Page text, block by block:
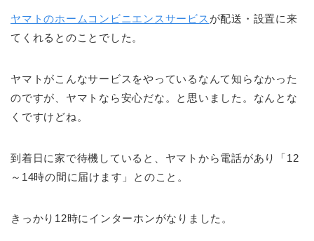
ヤマトのホームコンビニエンスサービス が配送・設置に来
てくれるとのことでした。
ヤマトがこんなサービスをやっているなんて知らなかった
のですが、ヤマトなら安心だな。と思いました。なんとな
くですけどね。
到着日に家で待機していると、ヤマトから電話があり「12
～14時の間に届けます」とのこと。
きっかり12時にインターホンがなりました。